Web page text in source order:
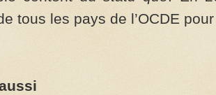
tous les pays de l’OCDE